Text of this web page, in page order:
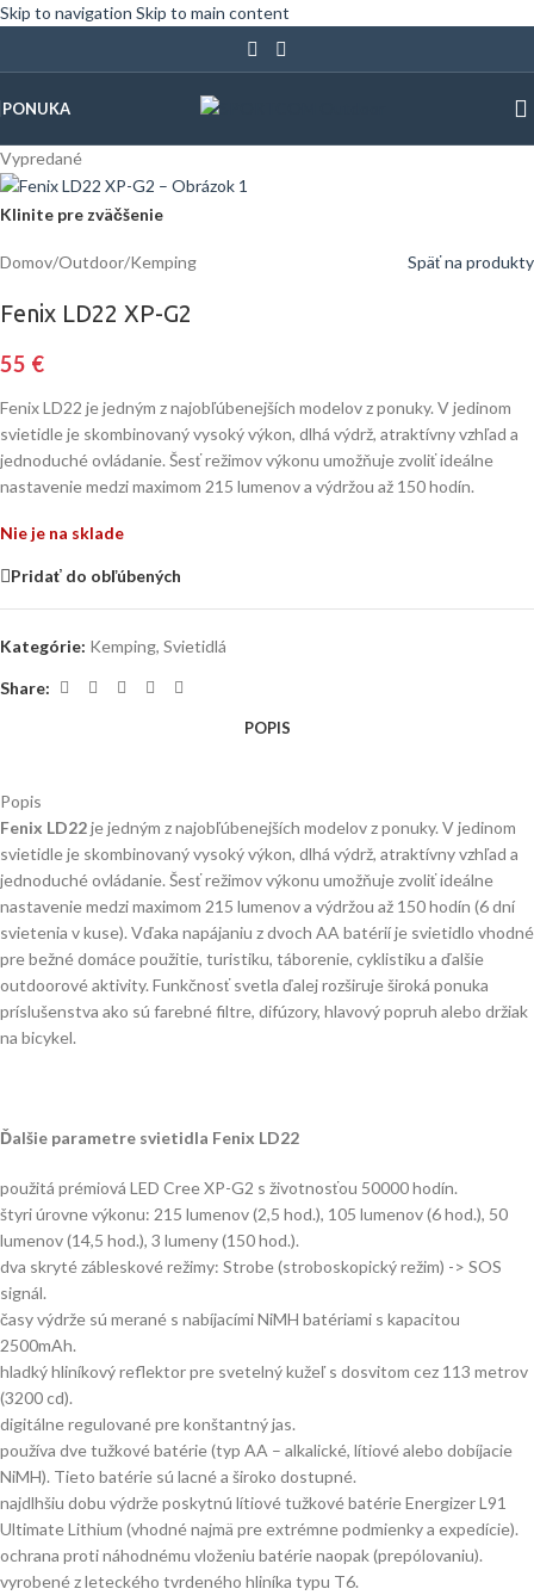
Skip to navigation Skip to main content
PONUKA
Vypredané
Klinite pre zväčšenie
Domov/Outdoor/Kemping Späť na produkty
Fenix LD22 XP-G2
55 €
Fenix LD22 je jedným z najobľúbenejších modelov z ponuky. V jedinom
svietidle je skombinovaný vysoký výkon, dlhá výdrž, atraktívny vzhľad a
jednoduché ovládanie. Šesť režimov výkonu umožňuje zvoliť ideálne
nastavenie medzi maximom 215 lumenov a výdržou až 150 hodín.
Nie je na sklade
Pridať do obľúbených
Kategórie: Kemping, Svietidlá
Share:
POPIS
Popis
Fenix LD22je jedným z najobľúbenejších modelov z ponuky. V jedinom
svietidle je skombinovaný vysoký výkon, dlhá výdrž, atraktívny vzhľad a
jednoduché ovládanie. Šesť režimov výkonu umožňuje zvoliť ideálne
nastavenie medzi maximom 215 lumenov a výdržou až 150 hodín (6 dní
svietenia v kuse). Vďaka napájaniu z dvoch AA batérií je svietidlo vhodné
pre bežné domáce použitie, turistiku, táborenie, cyklistiku a ďalšie
outdoorové aktivity. Funkčnosť svetla ďalej rozširuje široká ponuka
príslušenstva ako sú farebné filtre, difúzory, hlavový popruh alebo držiak
na bicykel.
Ďalšie parametre svietidla Fenix LD22
použitá prémiová LED Cree XP-G2 s životnosťou 50000 hodín.
štyri úrovne výkonu: 215 lumenov (2,5 hod.), 105 lumenov (6 hod.), 50
lumenov (14,5 hod.), 3 lumeny (150 hod.).
dva skryté zábleskové režimy: Strobe (stroboskopický režim) -> SOS
signál.
časy výdrže sú merané s nabíjacími NiMH batériami s kapacitou
2500mAh.
hladký hliníkový reflektor pre svetelný kužeľ s dosvitom cez 113 metrov
(3200 cd).
digitálne regulované pre konštantný jas.
používa dve tužkové batérie (typ AA – alkalické, lítiové alebo dobíjacie
NiMH). Tieto batérie sú lacné a široko dostupné.
najdlhšiu dobu výdrže poskytnú lítiové tužkové batérie Energizer L91
Ultimate Lithium (vhodné najmä pre extrémne podmienky a expedície).
ochrana proti náhodnému vloženiu batérie naopak (prepólovaniu).
vyrobené z leteckého tvrdeného hliníka typu T6.